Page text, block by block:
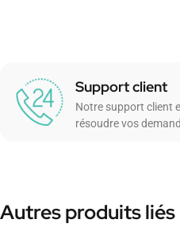
Support client
Notre support client
résoudre vos
Autres produits liés